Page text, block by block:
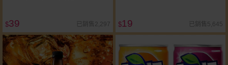
$39 已銷售2,297 $19 已銷售5,645